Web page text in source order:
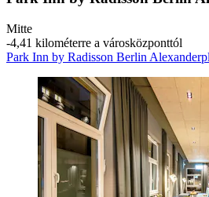
Mitte
‐4,41 kilométerre a városközponttól
Park Inn by Radisson Berlin